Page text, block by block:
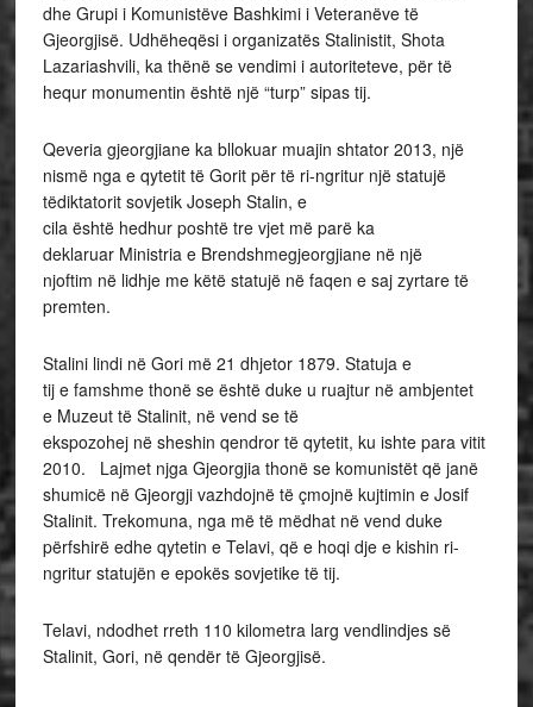
dhe Grupi i Komunistëve Bashkimi i Veteranëve të
Gjeorgjisë. Udhëheqësi i organizatës Stalinistit, Shota
Lazariashvili, ka thënë se vendimi i autoriteteve, për të
hequr monumentin është një “turp” sipas tij.
Qeveria gjeorgjiane ka bllokuar muajin shtator 2013, një
nismë nga e qytetit të Gorit për të ri-ngritur një statujë
tëdiktatorit sovjetik Joseph Stalin, e
cila është hedhur poshtë tre vjet më parë ka
deklaruar Ministria e Brendshmegjeorgjiane në një
njoftim në lidhje me këtë statujë në faqen e saj zyrtare të
premten.
Stalini lindi në Gori më 21 dhjetor 1879. Statuja e
tij e famshme thonë se është duke u ruajtur në ambjentet
e Muzeut të Stalinit, në vend se të
ekspozohej në sheshin qendror të qytetit, ku ishte para vitit
2010. Lajmet njga Gjeorgjia thonë se komunistët që janë
shumicë në Gjeorgji vazhdojnë të çmojnë kujtimin e Josif
Stalinit. Trekomuna, nga më të mëdhat në vend duke
përfshirë edhe qytetin e Telavi, që e hoqi dje e kishin ri-
ngritur statujën e epokës sovjetike të tij.
Telavi, ndodhet rreth 110 kilometra larg vendlindjes së
Stalinit, Gori, në qendër të Gjeorgjisë.